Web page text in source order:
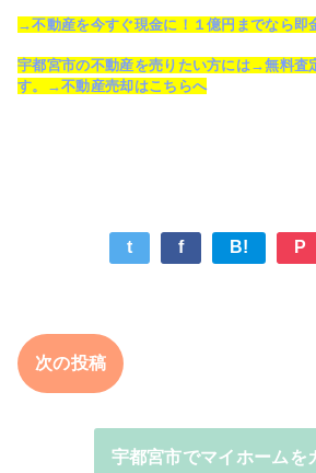
→不動産を今すぐ現金に！１億円までなら即
宇都宮市の不動産を売りたい方には→無料査
す。→不動産売却はこちらへ
t f B! P
次の投稿
宇都宮市でマイホームを